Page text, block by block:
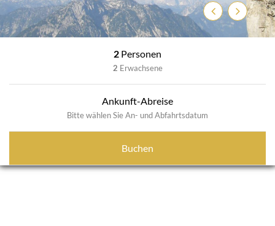
ZurückWeiter
2 Personen
2 Erwachsene
Ankunft-Abreise
Bitte wählen Sie An- und Abfahrtsdatum
Buchen